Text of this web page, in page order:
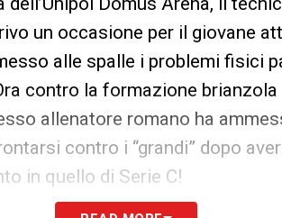
un occasione per il giovane
alle spalle i problemi fisici
contro la formazione brianzola
allenatore romano ha
contro i “grandi” dopo
in quello di Serie C!